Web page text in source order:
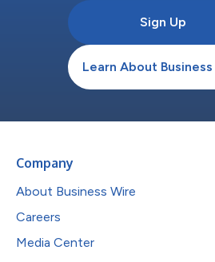
Sign Up
Learn About
Company
About Business Wire
Careers
Media Center